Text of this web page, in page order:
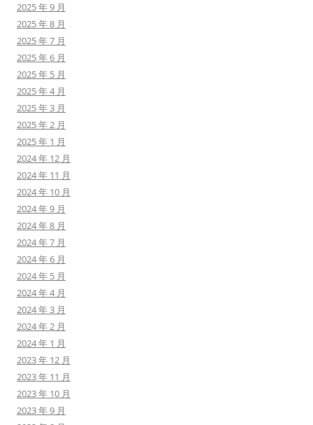
2025 年 9 月
2025 年 8 月
2025 年 7 月
2025 年 6 月
2025 年 5 月
2025 年 4 月
2025 年 3 月
2025 年 2 月
2025 年 1 月
2024 年 12 月
2024 年 11 月
2024 年 10 月
2024 年 9 月
2024 年 8 月
2024 年 7 月
2024 年 6 月
2024 年 5 月
2024 年 4 月
2024 年 3 月
2024 年 2 月
2024 年 1 月
2023 年 12 月
2023 年 11 月
2023 年 10 月
2023 年 9 月